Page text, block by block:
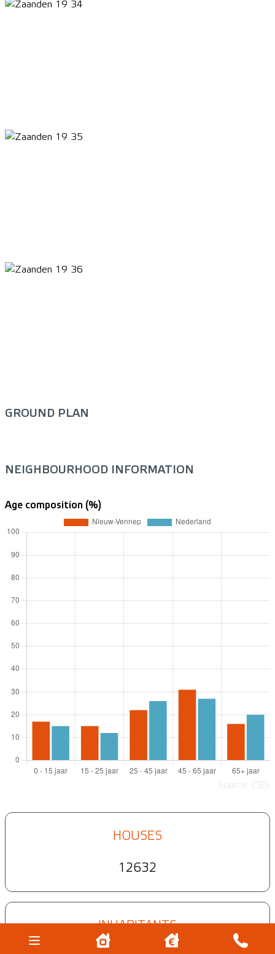
GROUND PLAN
NEIGHBOURHOOD INFORMATION
Age composition (%)
Source: CBS
HOUSES
12632
INHABITANTS